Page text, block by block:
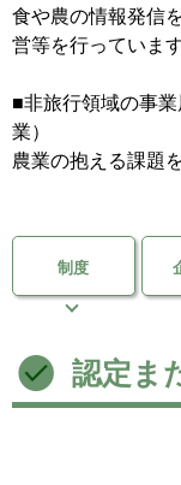
食や農の情報発信
営等を行っています
■非旅行領域の事
業）
農業の抱える課題
制度
認定ま